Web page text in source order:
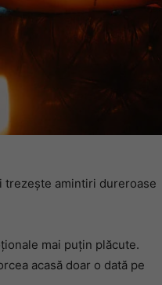
trezește amintiri dureroase
mai puțin plăcute.
acasă doar o dată pe